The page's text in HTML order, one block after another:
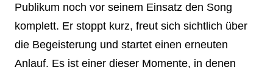
Publikum noch vor seinem Einsatz den Song
komplett. Er stoppt kurz, freut sich sichtlich über
die Begeisterung und startet einen erneuten
Anlauf. Es ist einer dieser Momente, in denen